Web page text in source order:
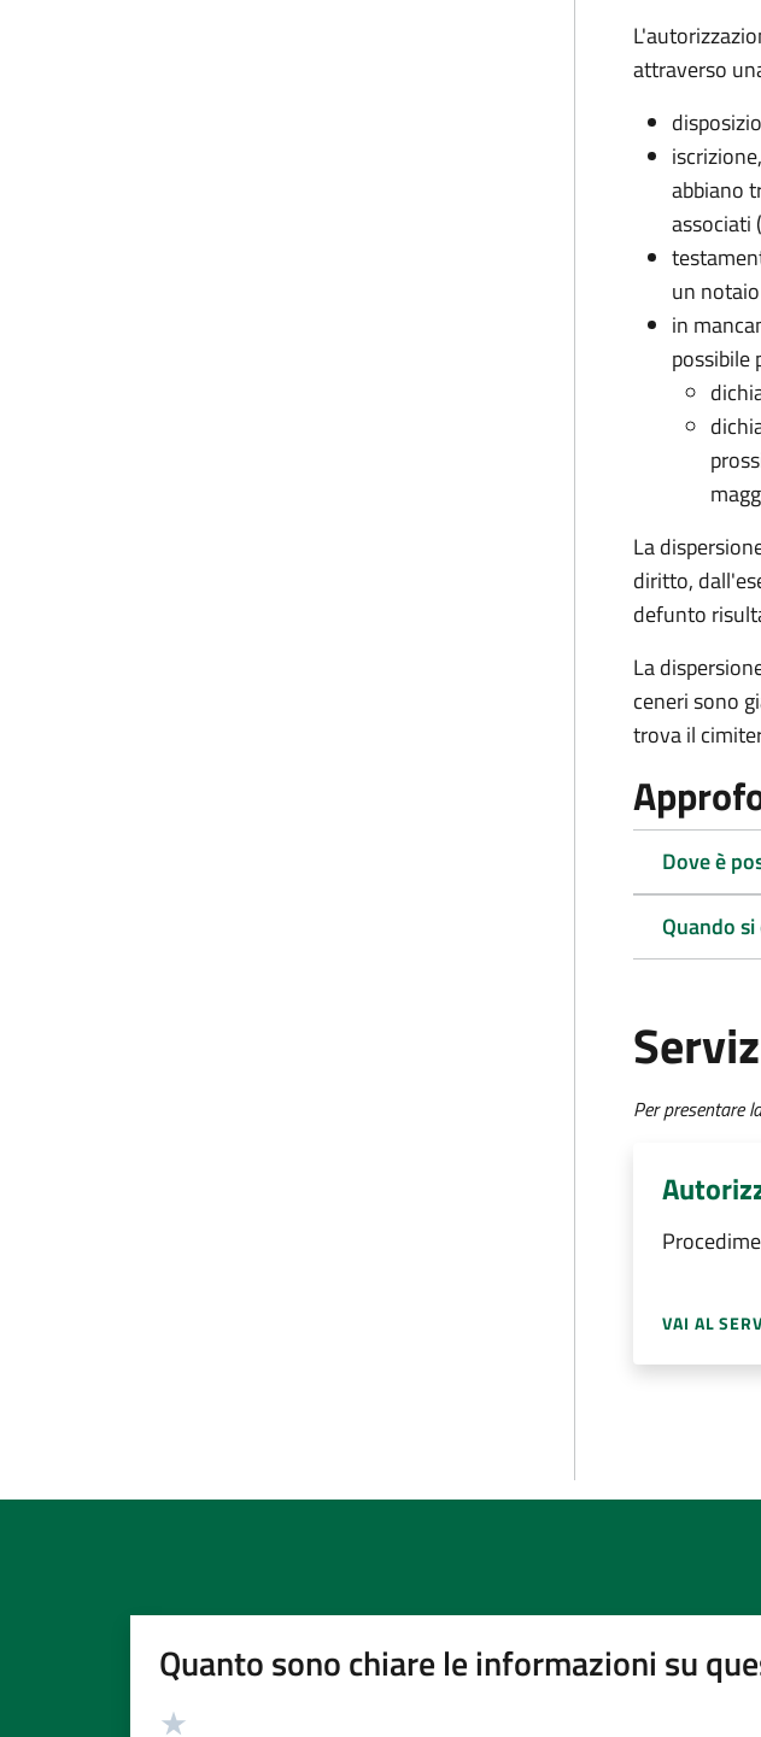
attraverso
abbiano
associati
un notaio
in
possibile
La
diritto,
defunto
La
ceneri sono
trova il
Dove è
Quando
Per presentare
VAI AL
Quanto sono chiare le informazioni su
Valutazione